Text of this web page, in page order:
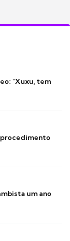
"Xuxu, tem
um ano